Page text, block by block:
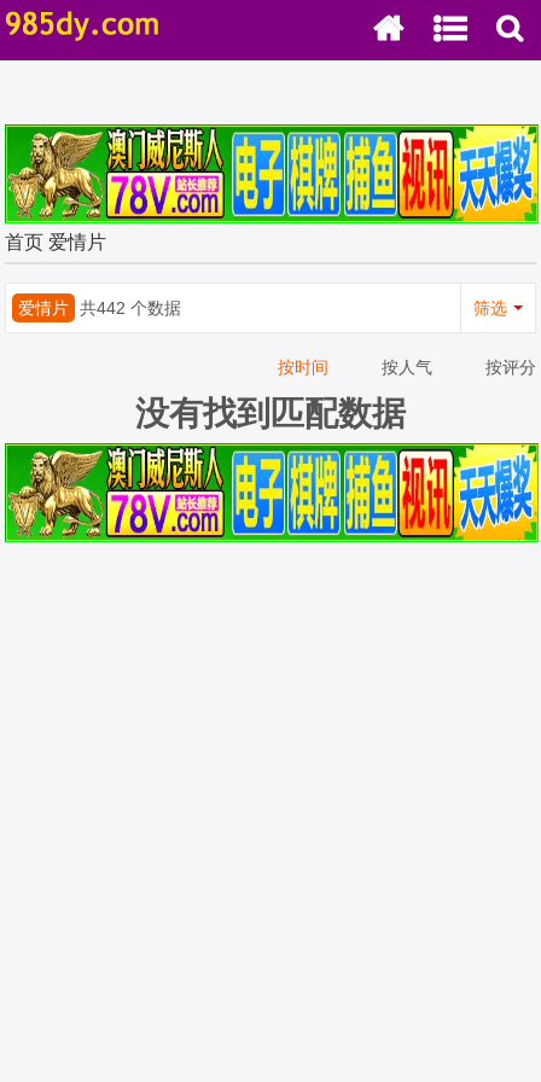
首页 爱情片
爱情片 共442 个数据 筛选
按时间 按人气 按评分
没有找到匹配数据